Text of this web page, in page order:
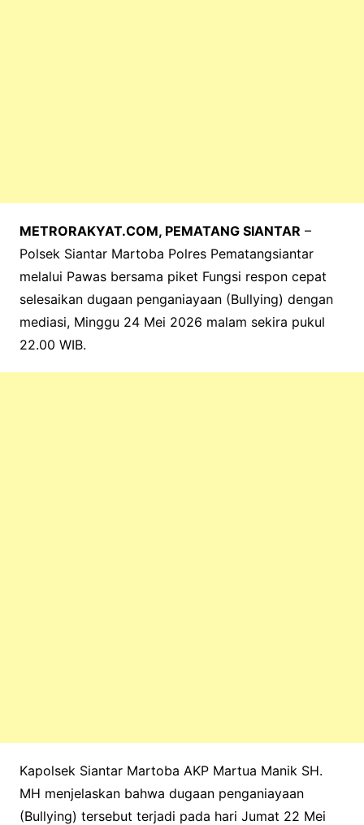
METRORAKYAT.COM, PEMATANG SIANTAR –
Polsek Siantar Martoba Polres Pematangsiantar
melalui Pawas bersama piket Fungsi respon cepat
selesaikan dugaan penganiayaan (Bullying) dengan
mediasi, Minggu 24 Mei 2026 malam sekira pukul
22.00 WIB.
Kapolsek Siantar Martoba AKP Martua Manik SH.
MH menjelaskan bahwa dugaan penganiayaan
(Bullying) tersebut terjadi pada hari Jumat 22 Mei